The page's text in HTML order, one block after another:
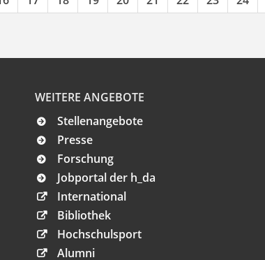
WEITERE ANGEBOTE
Stellenangebote
Presse
Forschung
Jobportal der h_da
International
Bibliothek
Hochschulsport
Alumni